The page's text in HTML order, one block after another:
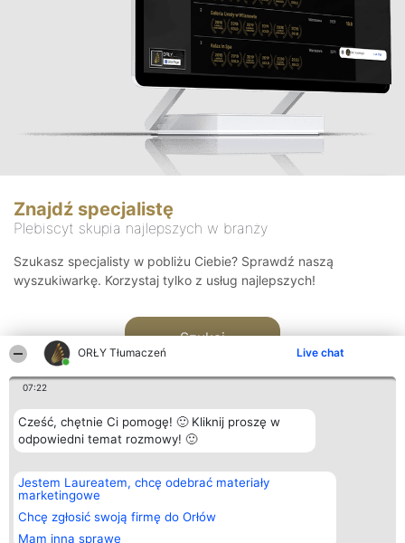
ORŁY Tłumaczeń Live chat
07:22
Cześć, chętnie Ci pomogę! 🙂 Kliknij proszę w
odpowiedni temat rozmowy! 🙂
Jestem Laureatem, chcę odebrać materiały
marketingowe
Chcę zgłosić swoją firmę do Orłów
Mam inną sprawę
Znajdź specjalistę
Plebiscyt skupia najlepszych w branży
Szukasz specjalisty w pobliżu Ciebie? Sprawdź naszą
wyszukiwarkę. Korzystaj tylko z usług najlepszych!
Szukaj
Organizator plebiscytu
Bright Side Solutions sp. z o.
o. sp. k.
ul. Ruska 22
Wrocław 50-079
KRS 0000749100 | Regon
Plebiscyt
Laureaci
wszystkich
Laureatów
Kontakt
Kontakt